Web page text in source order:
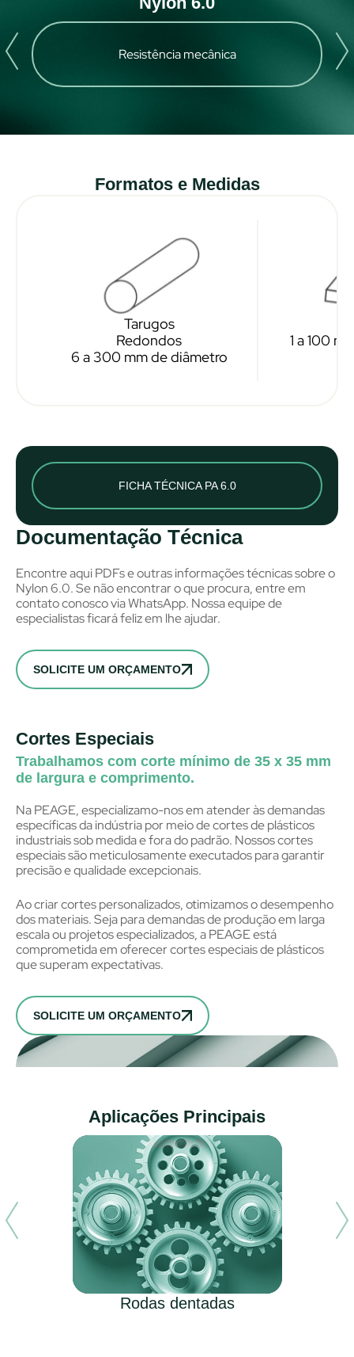
Resistência mecânica
Formatos e Medidas
Tarugos
Redondos
6 a 300 mm de diâmetro
1 a 100
FICHA TÉCNICA PA 6.0
Documentação Técnica
Encontre aqui PDFs e outras informações técnicas sobre o
Nylon 6.0. Se não encontrar o que procura, entre em
contato conosco via WhatsApp. Nossa equipe de
especialistas ficará feliz em lhe ajudar.
SOLICITE UM ORÇAMENTO
Cortes Especiais
Trabalhamos com corte mínimo de 35 x 35 mm
de largura e comprimento.
Na PEAGE, especializamo-nos em atender às demandas
específicas da indústria por meio de cortes de plásticos
industriais sob medida e fora do padrão. Nossos cortes
especiais são meticulosamente executados para garantir
precisão e qualidade excepcionais.
Ao criar cortes personalizados, otimizamos o desempenho
dos materiais. Seja para demandas de produção em larga
escala ou projetos especializados, a PEAGE está
comprometida em oferecer cortes especiais de plásticos
que superam expectativas.
SOLICITE UM ORÇAMENTO
Aplicações Principais
Rodas dentadas